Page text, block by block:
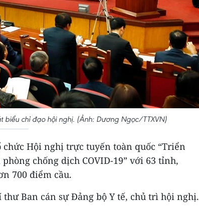
biểu chỉ đạo hội nghị. (Ảnh: Dương Ngọc/TTXVN)
chức Hội nghị trực tuyến toàn quốc “Triển
chống dịch COVID-19” với 63 tỉnh,
700 điểm cầu.
Ban cán sự Đảng bộ Y tế, chủ trì hội nghị.